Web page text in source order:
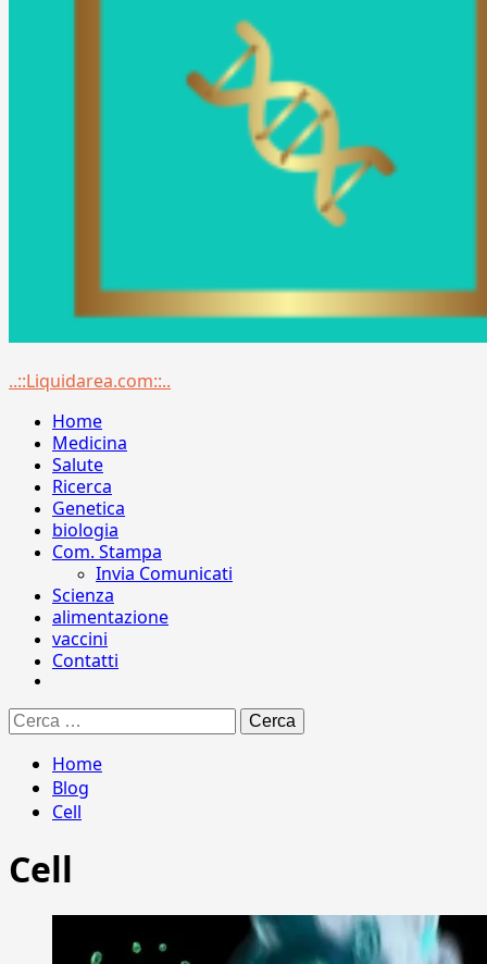
Menu
..::Liquidarea.com::..
Home
Medicina
Salute
Ricerca
Genetica
biologia
Com. Stampa
Invia Comunicati
Scienza
alimentazione
vaccini
Contatti
Ricerca
per:
Home
Blog
Cell
Cell